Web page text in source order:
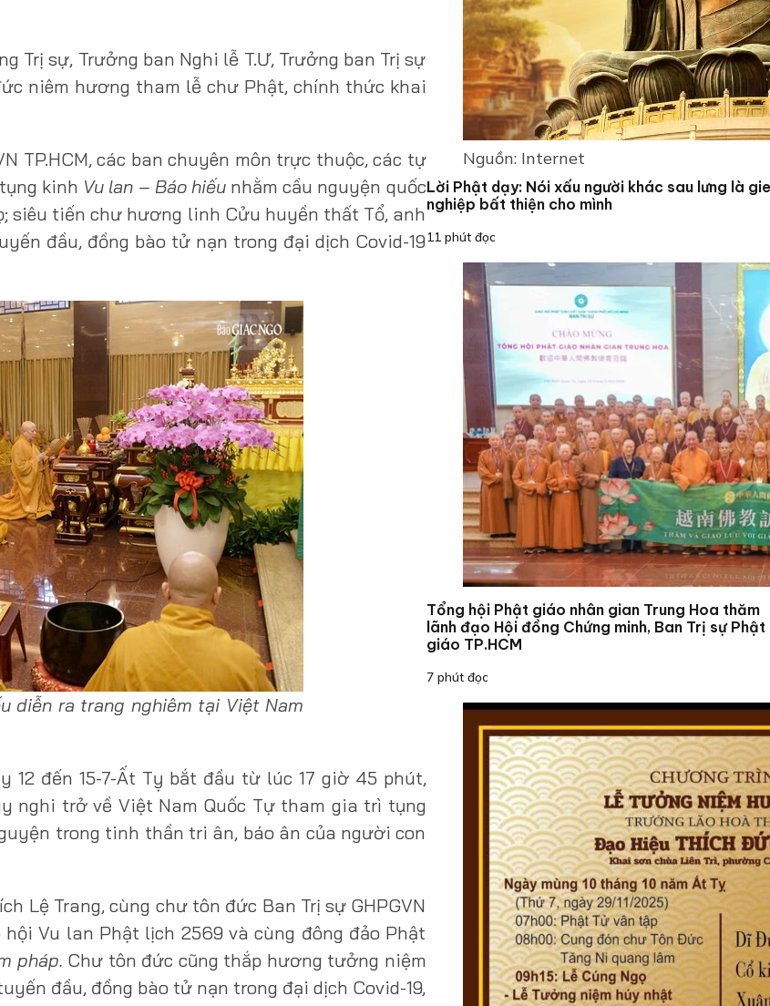
Trị sự, Trưởng ban Nghi lễ T.Ư, Trưởng ban Trị sự
niêm hương tham lễ chư Phật, chính thức khai
TP.HCM, các ban chuyên môn trực thuộc, các tự
kinh Vu lan – Báo hiếunhằm cầu nguyện quốc
siêu tiến chư hương linh Cửu huyền thất Tổ, anh
đầu, đồng bào tử nạn trong đại dịch Covid-19
diễn ra trang nghiêm tại Việt Nam
12 đến 15-7-Ất Tỵ bắt đầu từ lúc 17 giờ 45 phút,
nghi trở về Việt Nam Quốc Tự tham gia trì tụng
trong tinh thần tri ân, báo ân của người con
Lệ Trang, cùng chư tôn đức Ban Trị sự GHPGVN
Vu lan Phật lịch 2569 và cùng đông đảo Phật
pháp. Chư tôn đức cũng thắp hương tưởng niệm
đầu, đồng bào tử nạn trong đại dịch Covid-19,
Nguồn: Internet
Lời Phật dạy: Nói xấu người khác sau lưng là
nghiệp bất thiện cho mình
11 phút đọc
Tổng hội Phật giáo nhân gian Trung Hoa thăm
lãnh đạo Hội đồng Chứng minh, Ban Trị sự Phật
giáo TP.HCM
7 phút đọc